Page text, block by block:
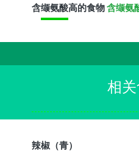
含缬氨酸高的食物含缬氨
相
辣椒（青）